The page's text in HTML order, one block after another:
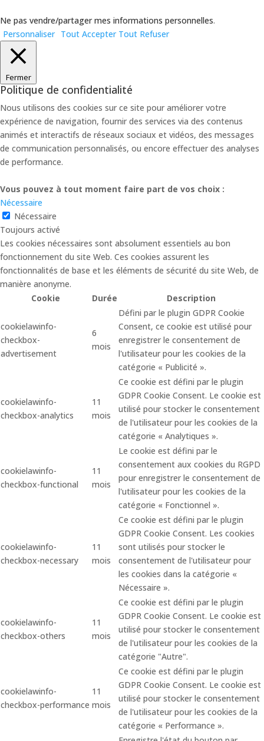
Ne pas vendre/partager mes informations personnelles.
Personnaliser Tout Accepter Tout Refuser
Fermer
Politique de confidentialité
Nous utilisons des cookies sur ce site pour améliorer votre
expérience de navigation, fournir des services via des contenus
animés et interactifs de réseaux sociaux et vidéos, des messages
de communication personnalisés, ou encore effectuer des analyses
de performance.
Vous pouvez à tout moment faire part de vos choix :
Nécessaire
Nécessaire
Toujours activé
Les cookies nécessaires sont absolument essentiels au bon
fonctionnement du site Web. Ces cookies assurent les
fonctionnalités de base et les éléments de sécurité du site Web, de
manière anonyme.
Cookie
Durée Description
cookielawinfo-
checkbox-
advertisement
6
mois
Défini par le plugin GDPR Cookie
Consent, ce cookie est utilisé pour
enregistrer le consentement de
l'utilisateur pour les cookies de la
catégorie « Publicité ».
cookielawinfo-
checkbox-analytics
11
mois
Ce cookie est défini par le plugin
GDPR Cookie Consent. Le cookie est
utilisé pour stocker le consentement
de l'utilisateur pour les cookies de la
catégorie « Analytiques ».
cookielawinfo-
checkbox-functional
11
mois
Le cookie est défini par le
consentement aux cookies du RGPD
pour enregistrer le consentement de
l'utilisateur pour les cookies de la
catégorie « Fonctionnel ».
cookielawinfo-
checkbox-necessary
11
mois
Ce cookie est défini par le plugin
GDPR Cookie Consent. Les cookies
sont utilisés pour stocker le
consentement de l'utilisateur pour
les cookies dans la catégorie «
Nécessaire ».
cookielawinfo-
checkbox-others
11
mois
Ce cookie est défini par le plugin
GDPR Cookie Consent. Le cookie est
utilisé pour stocker le consentement
de l'utilisateur pour les cookies de la
catégorie "Autre".
cookielawinfo-
checkbox-performance
11
mois
Ce cookie est défini par le plugin
GDPR Cookie Consent. Le cookie est
utilisé pour stocker le consentement
de l'utilisateur pour les cookies de la
catégorie « Performance ».